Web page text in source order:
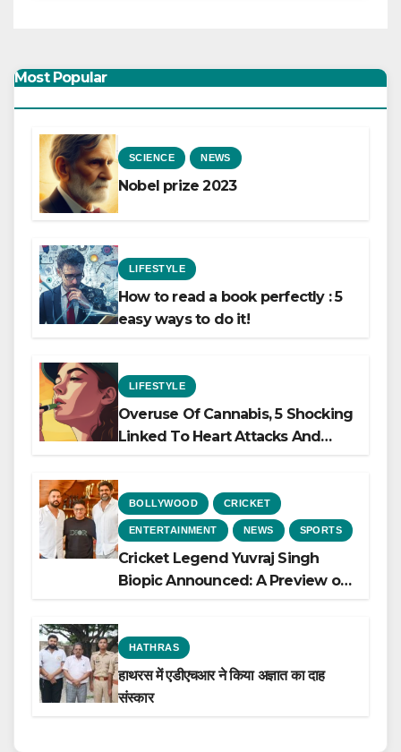
Most Popular
SCIENCE NEWS
Nobel prize 2023
LIFESTYLE
How to read a book perfectly : 5
easy ways to do it!
LIFESTYLE
Overuse Of Cannabis, 5 Shocking
Linked To Heart Attacks And
BOLLYWOOD CRICKET
ENTERTAINMENT NEWS SPORTS
Cricket Legend Yuvraj Singh
Biopic Announced: A Preview of
HATHRAS
हाथरस में एडीएचआर ने किया अज्ञात का दाह
संस्कार